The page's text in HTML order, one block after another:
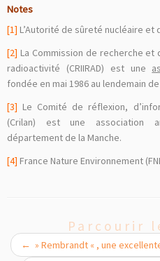
Notes
[1] L’Autorité de sûreté nucléaire et
[2] La Commission de recherche et
radioactivité (CRIIRAD) est une
fondée en mai 1986 au lendemain
[3] Le Comité de réflexion,
(Crilan) est une association
département de la Manche.
[4] France Nature Environnement
Parcourir
← » Rembrandt « , une